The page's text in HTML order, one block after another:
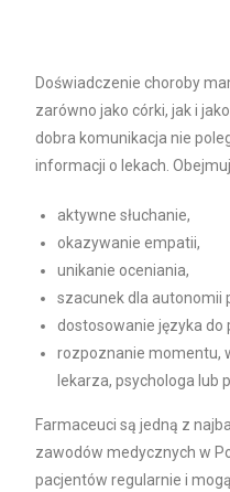
Doświadczenie choroby
zarówno jako córki, jak i
dobra komunikacja nie
informacji o lekach.
aktywne słuchanie,
okazywanie empatii,
unikanie oceniania,
szacunek dla autonomii
dostosowanie języka
rozpoznanie momentu,
lekarza, psychologa lub
Farmaceuci są jedną z
zawodów medycznych w
pacjentów regularnie i